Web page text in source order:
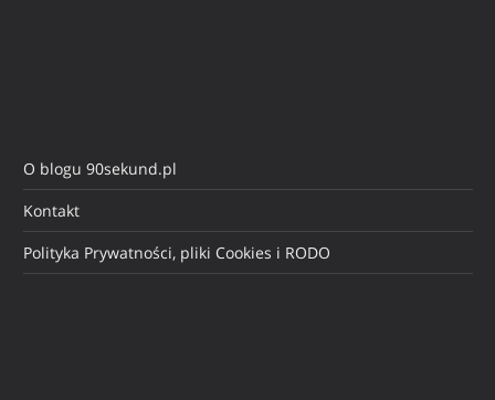
O blogu 90sekund.pl
Kontakt
Polityka Prywatności, pliki Cookies i RODO